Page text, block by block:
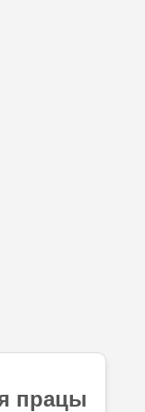
працы